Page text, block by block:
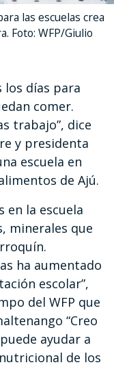
las escuelas crea
Foto: WFP/Giulio
los días para
comer.
trabajo”, dice
y presidenta
escuela en
de Ajú.
en la escuela
minerales que
ha aumentado
escolar”,
del WFP que
“Creo
ayudar a
de los